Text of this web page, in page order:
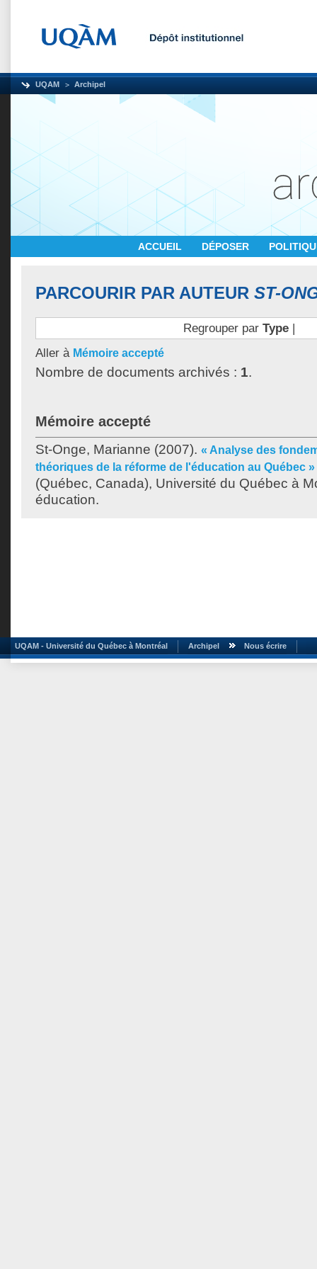
UQAM Archipel
ACCUEIL DÉPOSER
PARCOURIR PAR AUTEUR ST-
Regrouper par Type|
Aller à Mémoire accepté
Nombre de documents archivés : 1.
Mémoire accepté
St-Onge, Marianne (2007). « Analyse des
théoriques de la réforme de l'éducation au Québec »
(Québec, Canada), Université du Québec à
éducation.
UQAM - Université du Québec à Montréal Archipel Nous écrire